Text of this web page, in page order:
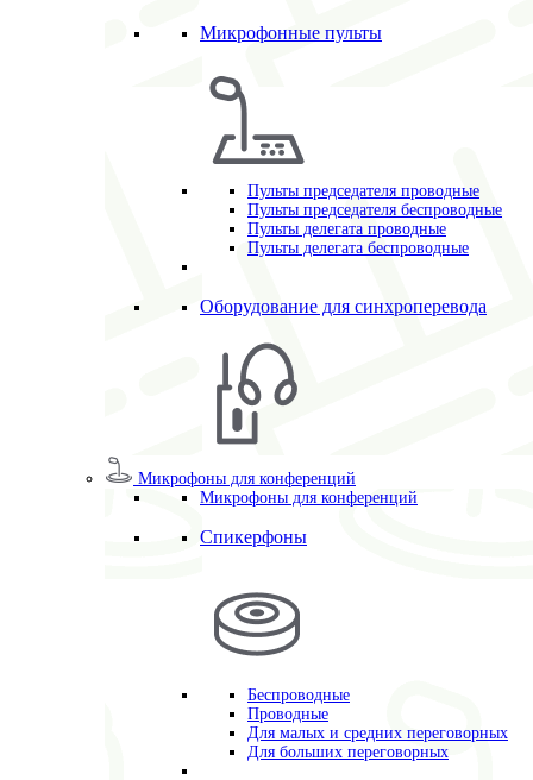
Микрофонные пульты
Пульты председателя проводные
Пульты председателя беспроводные
Пульты делегата проводные
Пульты делегата беспроводные
Оборудование для синхроперевода
Микрофоны для конференций
Микрофоны для конференций
Спикерфоны
Беспроводные
Проводные
Для малых и средних переговорных
Для больших переговорных